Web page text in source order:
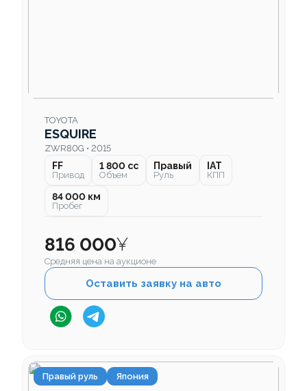
TOYOTA
ESQUIRE
ZWR80G • 2015
FF
Привод
1 800 cc
Объем
Правый
Руль
IAT
КПП
84 000 км
Пробег
816 000¥
Средняя цена на аукционе
Оставить заявку на авто
Правый руль Япония